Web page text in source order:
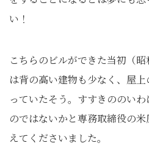
い！
こちらのビルができた当初（
は背の高い建物も少なく、屋
っていたそう。すすきののい
のではないかと専務取締役の
えてくださいました。